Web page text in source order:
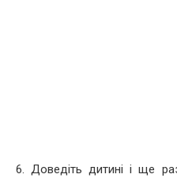
6. Доведіть дитині і ще